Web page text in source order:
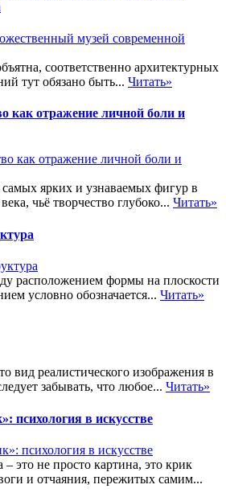
соответственно архитектурных
тут обязано быть... Читать»
как отражение личной боли и
ярких и узнаваемых фигур в
чьё творчество глубоко... Читать»
расположением формы на плоскости
условно обозначается... Читать»
вид реалистического изображения в
забывать, что любое... Читать»
психология в искусстве
это не просто картина, это крик
и отчаяния, пережитых самим...